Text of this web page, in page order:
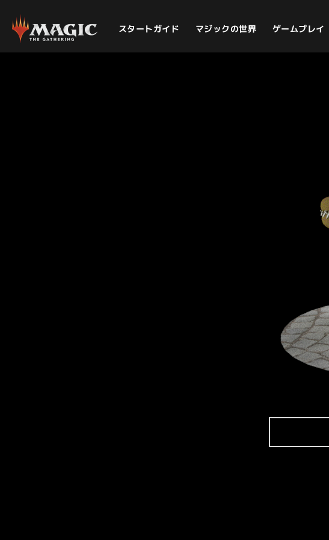
スタートガイド マジックの世界 ゲームプレイ